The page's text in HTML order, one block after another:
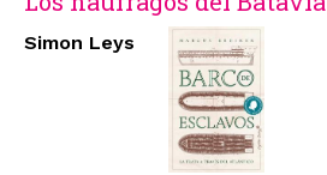
Simon Leys